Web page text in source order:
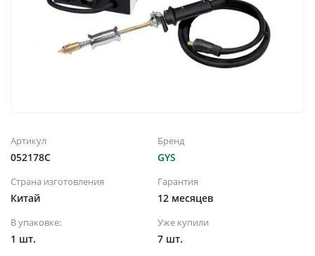
Артикул
052178C
Бренд
GYS
Страна изготовления
Китай
Гарантия
12 месяцев
В упаковке:
1 шт.
Уже купили
7 шт.